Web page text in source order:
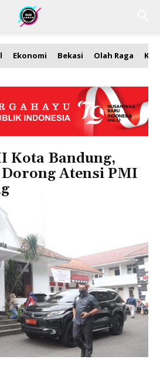
Ekonomi Bekasi Olah Raga
Kota Bandung,
Atensi PMI